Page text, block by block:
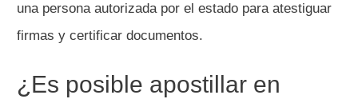
una persona autorizada por el estado para atestiguar
firmas y certificar documentos.
¿Es posible apostillar en